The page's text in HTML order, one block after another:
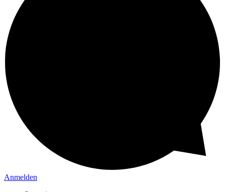
Anmelden